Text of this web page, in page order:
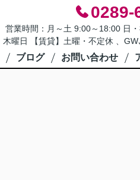
0289-
営業時間：月～土 9:00～18:00 日
曜日 【賃貸】土曜・不定休 、
ブログ お問い合わせ